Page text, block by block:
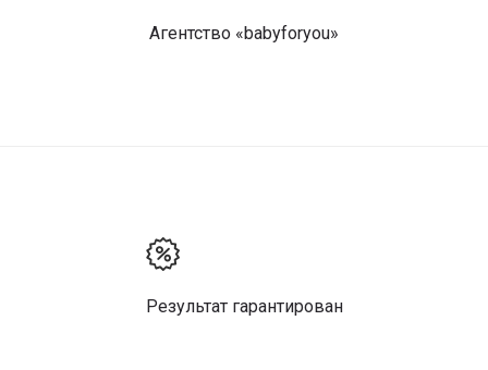
Агентство «babyforyou»
Результат гарантирован